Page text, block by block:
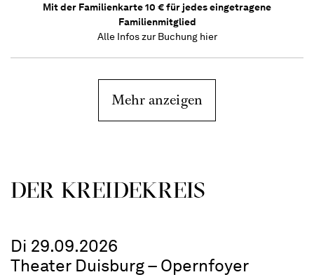
Mit der Familienkarte 10 € für jedes eingetragene
Familienmitglied
Alle Infos zur Buchung hier
Mehr anzeigen
DER KREIDE­KREIS
Di 29.09.2026
Theater Duisburg – Opernfoyer